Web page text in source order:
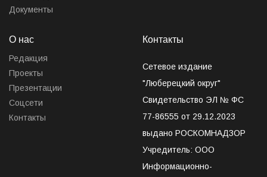
Документы
О нас
Редакция
Проекты
Презентации
Соцсети
Контакты
Контакты
Сетевое издание
"Люберецкий округ"
Свидетельство ЭЛ № ФС
77-86555 от 29.12.2023
выдано РОСКОМНАДЗОР
Учредитель: ООО
Информационно-